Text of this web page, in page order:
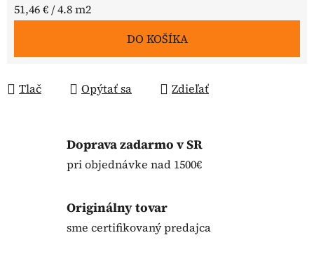
Jednotková cena:
51,46 € / 4.8 m2
DO KOŠÍKA
Tlač Opýtať sa Zdieľať
Doprava zadarmo v SR
pri objednávke nad 1500€
Originálny tovar
sme certifikovaný predajca